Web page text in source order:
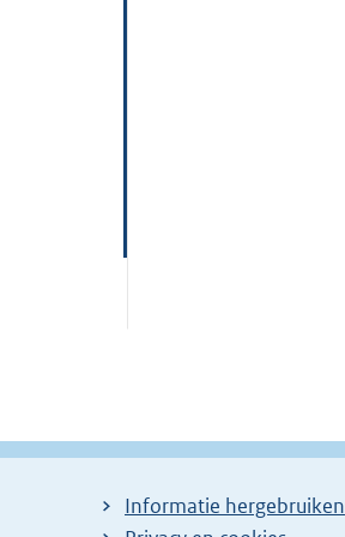
Informatie hergebruiken